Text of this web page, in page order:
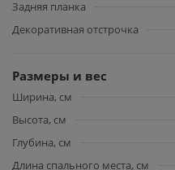
Задняя планка
Декоративная отстрочка
Размеры и вес
Ширина, см
Высота, см
Глубина, см
Длина спального места, см